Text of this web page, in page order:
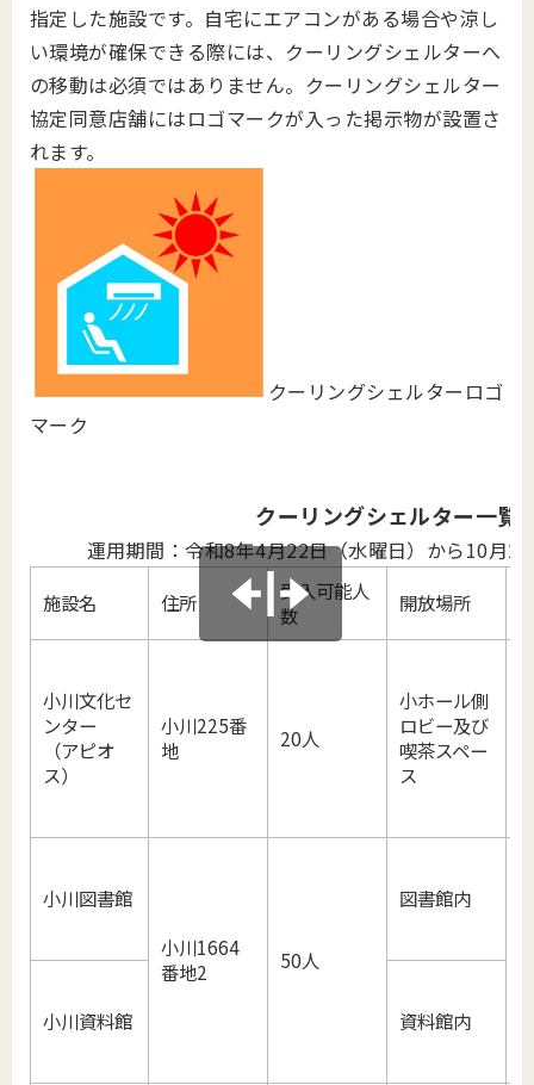
指定した施設です。自宅にエアコンがある場合や涼し
い環境が確保できる際には、クーリングシェルターへ
の移動は必須ではありません。クーリングシェルター
協定同意店舗にはロゴマークが入った掲示物が設置さ
れます。
クーリングシェルターロゴ
マーク
クーリングシェルター一覧
運用期間：令和8年4月22日（水曜日）から10月
施設名 住所
受入可能人
数
開放場所
小川文化セ
ンター
（アピオ
ス）
小川225番
地
20人
小ホール側
ロビー及び
喫茶スペー
ス
小川図書館
小川1664
番地2
50人
図書館内
小川資料館 資料館内